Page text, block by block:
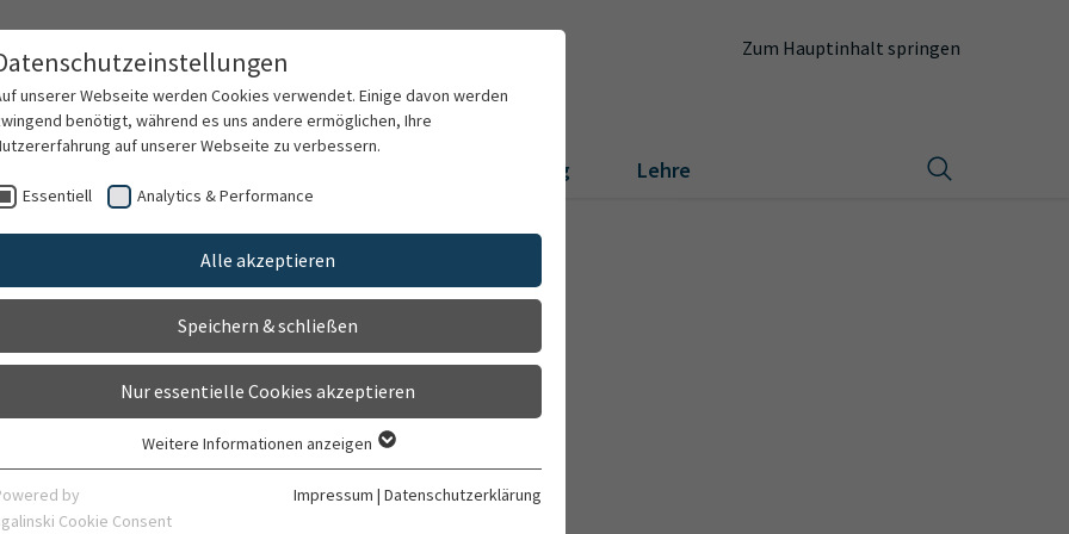
Zum Hauptinhalt springen
Forschung Lehre
in research and clinical service and
15 years more than 70 foreign scientists from
and students have worked for longer times in
contributed to our performance. We
institutions.
(mandy.skunde@med.uni-
unserer Webseite werden Cookies verwendet. Einige davon werden
benötigt, während es uns andere ermöglichen, Ihre
auf unserer Webseite zu verbessern.
Essentiell Analytics & Performance
Alle akzeptieren
Speichern & schließen
Nur essentielle Cookies akzeptieren
Essentielle Cookies werden für grundlegende Funktionen der Webseite
benötigt. Dadurch ist gewährleistet, dass die Webseite einwandfrei
Weitere Informationen anzeigen
by
Cookie Consent
Impressum | Datenschutzerklärung